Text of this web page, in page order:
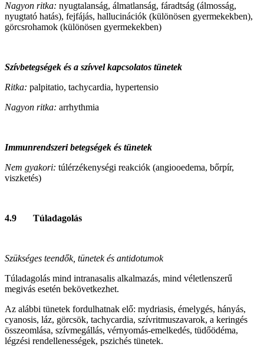
Nagyon ritka: nyugtalanság, álmatlanság, fáradtság (álmosság,
nyugtató hatás), fejfájás, hallucinációk (különösen gyermekekben),
görcsrohamok (különösen gyermekekben)
Szívbetegségek és a szívvel kapcsolatos tünetek
Ritka: palpitatio, tachycardia, hypertensio
Nagyon ritka: arrhythmia
Immunrendszeri betegségek és tünetek
Nem gyakori: túlérzékenységi reakciók (angiooedema, bőrpír,
viszketés)
4.9 Túladagolás
Szükséges teendők, tünetek és antidotumok
Túladagolás mind intranasalis alkalmazás, mind véletlenszerű
megivás esetén bekövetkezhet.
Az alábbi tünetek fordulhatnak elő: mydriasis, émelygés, hányás,
cyanosis, láz, görcsök, tachycardia, szívritmuszavarok, a keringés
összeomlása, szívmegállás, vérnyomás‑emelkedés, tüdőödéma,
légzési rendellenességek, pszichés tünetek.